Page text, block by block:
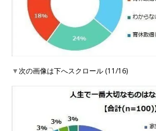
▼次の画像は下へスクロール (11/16)